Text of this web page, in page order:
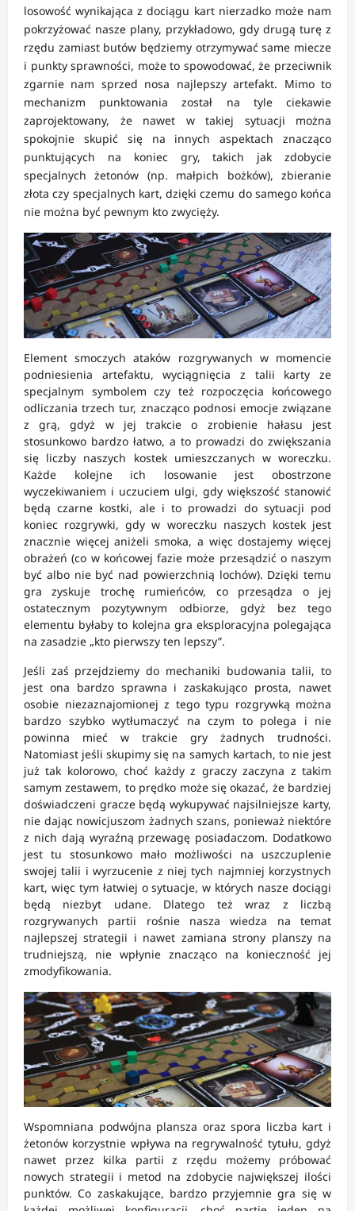
losowość wynikająca z dociągu kart nierzadko może nam
pokrzyżować nasze plany, przykładowo, gdy drugą turę z
rzędu zamiast butów będziemy otrzymywać same miecze
i punkty sprawności, może to spowodować, że przeciwnik
zgarnie nam sprzed nosa najlepszy artefakt. Mimo to
mechanizm punktowania został na tyle ciekawie
zaprojektowany, że nawet w takiej sytuacji można
spokojnie skupić się na innych aspektach znacząco
punktujących na koniec gry, takich jak zdobycie
specjalnych żetonów (np. małpich bożków), zbieranie
złota czy specjalnych kart, dzięki czemu do samego końca
nie można być pewnym kto zwycięży.
Element smoczych ataków rozgrywanych w momencie
podniesienia artefaktu, wyciągnięcia z talii karty ze
specjalnym symbolem czy też rozpoczęcia końcowego
odliczania trzech tur, znacząco podnosi emocje związane
z grą, gdyż w jej trakcie o zrobienie hałasu jest
stosunkowo bardzo łatwo, a to prowadzi do zwiększania
się liczby naszych kostek umieszczanych w woreczku.
Każde kolejne ich losowanie jest obostrzone
wyczekiwaniem i uczuciem ulgi, gdy większość stanowić
będą czarne kostki, ale i to prowadzi do sytuacji pod
koniec rozgrywki, gdy w woreczku naszych kostek jest
znacznie więcej aniżeli smoka, a więc dostajemy więcej
obrażeń (co w końcowej fazie może przesądzić o naszym
być albo nie być nad powierzchnią lochów). Dzięki temu
gra zyskuje trochę rumieńców, co przesądza o jej
ostatecznym pozytywnym odbiorze, gdyż bez tego
elementu byłaby to kolejna gra eksploracyjna polegająca
na zasadzie „kto pierwszy ten lepszy”.
Jeśli zaś przejdziemy do mechaniki budowania talii, to
jest ona bardzo sprawna i zaskakująco prosta, nawet
osobie niezaznajomionej z tego typu rozgrywką można
bardzo szybko wytłumaczyć na czym to polega i nie
powinna mieć w trakcie gry żadnych trudności.
Natomiast jeśli skupimy się na samych kartach, to nie jest
już tak kolorowo, choć każdy z graczy zaczyna z takim
samym zestawem, to prędko może się okazać, że bardziej
doświadczeni gracze będą wykupywać najsilniejsze karty,
nie dając nowicjuszom żadnych szans, ponieważ niektóre
z nich dają wyraźną przewagę posiadaczom. Dodatkowo
jest tu stosunkowo mało możliwości na uszczuplenie
swojej talii i wyrzucenie z niej tych najmniej korzystnych
kart, więc tym łatwiej o sytuacje, w których nasze dociągi
będą niezbyt udane. Dlatego też wraz z liczbą
rozgrywanych partii rośnie nasza wiedza na temat
najlepszej strategii i nawet zamiana strony planszy na
trudniejszą, nie wpłynie znacząco na konieczność jej
zmodyfikowania.
Wspomniana podwójna plansza oraz spora liczba kart i
żetonów korzystnie wpływa na regrywalność tytułu, gdyż
nawet przez kilka partii z rzędu możemy próbować
nowych strategii i metod na zdobycie największej ilości
punktów. Co zaskakujące, bardzo przyjemnie gra się w